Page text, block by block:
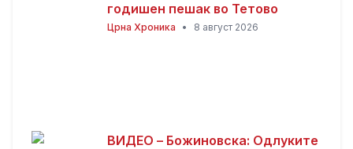
годишен пешак во Тетово
Црна Хроника • 8 август 2026
ВИДЕО – Божиновска: Одлуките